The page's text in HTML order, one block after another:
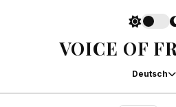
VOICE OF
Deutsch